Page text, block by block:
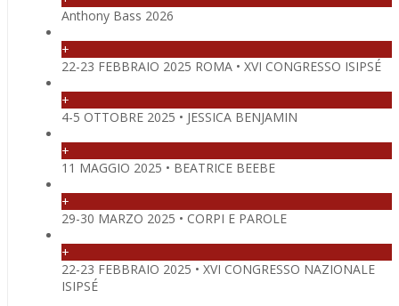
Anthony Bass 2026
+
22-23 FEBBRAIO 2025 ROMA • XVI CONGRESSO ISIPSÉ
+
4-5 OTTOBRE 2025 • JESSICA BENJAMIN
+
11 MAGGIO 2025 • BEATRICE BEEBE
+
29-30 MARZO 2025 • CORPI E PAROLE
+
22-23 FEBBRAIO 2025 • XVI CONGRESSO NAZIONALE
ISIPSÉ